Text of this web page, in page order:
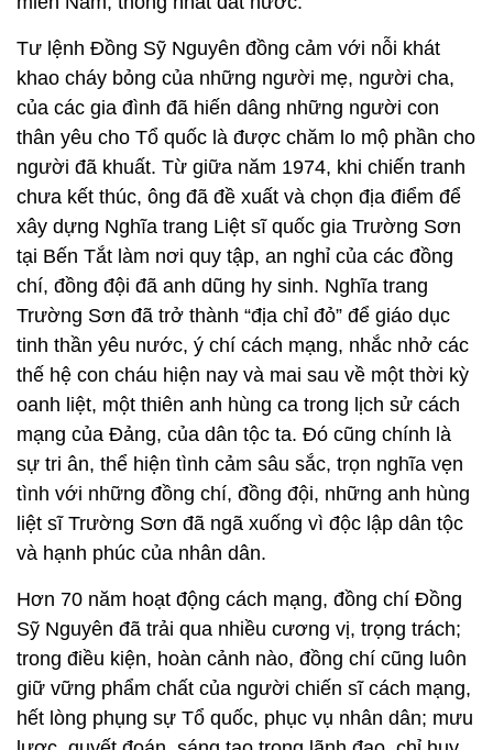
thân yêu cho Tổ quốc là được chăm lo mộ phần cho
người đã khuất. Từ giữa năm 1974, khi chiến tranh
chưa kết thúc, ông đã đề xuất và chọn địa điểm để
xây dựng Nghĩa trang Liệt sĩ quốc gia Trường Sơn
tại Bến Tắt làm nơi quy tập, an nghỉ của các đồng
chí, đồng đội đã anh dũng hy sinh. Nghĩa trang
Trường Sơn đã trở thành “địa chỉ đỏ” để giáo dục
tinh thần yêu nước, ý chí cách mạng, nhắc nhở các
thế hệ con cháu hiện nay và mai sau về một thời kỳ
oanh liệt, một thiên anh hùng ca trong lịch sử cách
mạng của Đảng, của dân tộc ta. Đó cũng chính là
sự tri ân, thể hiện tình cảm sâu sắc, trọn nghĩa vẹn
tình với những đồng chí, đồng đội, những anh hùng
liệt sĩ Trường Sơn đã ngã xuống vì độc lập dân tộc
và hạnh phúc của nhân dân.
Hơn 70 năm hoạt động cách mạng, đồng chí Đồng
Sỹ Nguyên đã trải qua nhiều cương vị, trọng trách;
trong điều kiện, hoàn cảnh nào, đồng chí cũng luôn
giữ vững phẩm chất của người chiến sĩ cách mạng,
hết lòng phụng sự Tổ quốc, phục vụ nhân dân; mưu
lược, quyết đoán, sáng tạo trong lãnh đạo, chỉ huy,
hoàn thành xuất sắc mọi nhiệm vụ mà Đảng, Nhà
nước và nhân dân giao phó. Đồng chí Đồng Sỹ
Nguyên là tấm gương mẫu mực về đạo đức, nhân